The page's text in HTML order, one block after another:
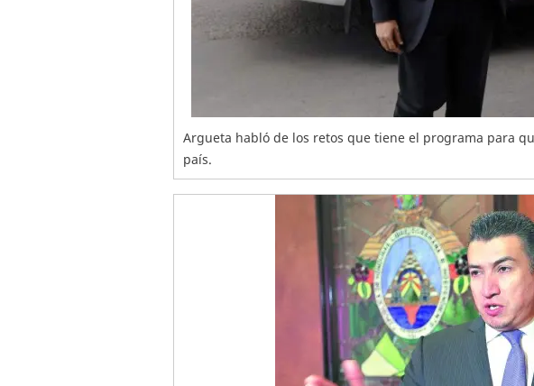
Argueta habló de los retos que tiene el programa para
país.